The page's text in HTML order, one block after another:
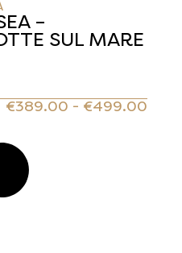
–
SUL MARE
€389.00 - €499.00